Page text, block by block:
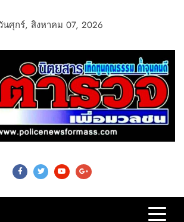
นศุกร์, สิงหาคม 07, 2026
News For
Mass